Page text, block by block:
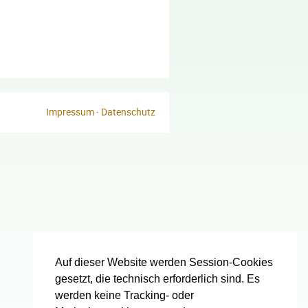
Auf dieser Website werden Session-Cookies
gesetzt, die technisch erforderlich sind. Es
werden keine Tracking- oder
Impressum · Datenschutz